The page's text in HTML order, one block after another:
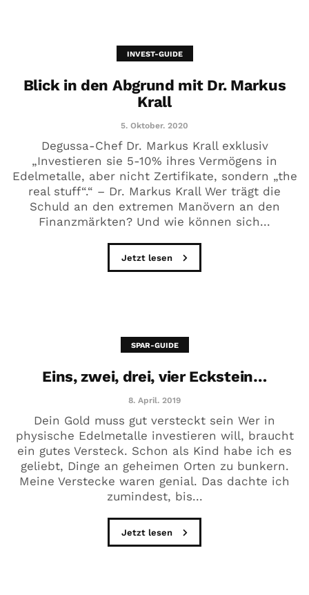
INVEST-GUIDE
Blick in den Abgrund mit Dr. Markus
Krall
5. Oktober. 2020
Degussa-Chef Dr. Markus Krall exklusiv
„Investieren sie 5-10% ihres Vermögens in
Edelmetalle, aber nicht Zertifikate, sondern „the
real stuff“.“ – Dr. Markus Krall Wer trägt die
Schuld an den extremen Manövern an den
Finanzmärkten? Und wie können sich...
Jetzt lesen
SPAR-GUIDE
Eins, zwei, drei, vier Eckstein…
8. April. 2019
Dein Gold muss gut versteckt sein Wer in
physische Edelmetalle investieren will, braucht
ein gutes Versteck. Schon als Kind habe ich es
geliebt, Dinge an geheimen Orten zu bunkern.
Meine Verstecke waren genial. Das dachte ich
zumindest, bis...
Jetzt lesen